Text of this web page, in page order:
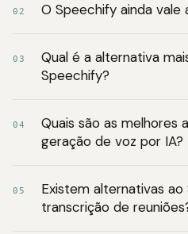
02 O Speechify ainda
03
Qual é a alternativa
Speechify?
04
Quais são as melhores
geração de voz por IA?
05
Existem alternativas
transcrição de